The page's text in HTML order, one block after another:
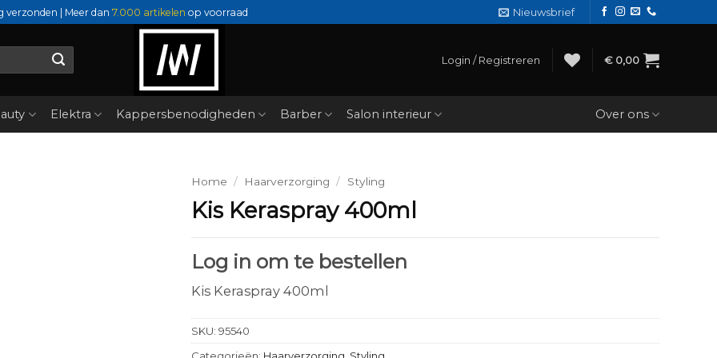
verzonden | Meer dan 7.000 artikelen op voorraad Nieuwsbrief
Login / Registreren € 0,00
Elektra Kappersbenodigheden Barber Salon interieur Over ons
Home / Haarverzorging / Styling
Kis Keraspray 400ml
Log in om te bestellen
Kis Keraspray 400ml
SKU: 95540